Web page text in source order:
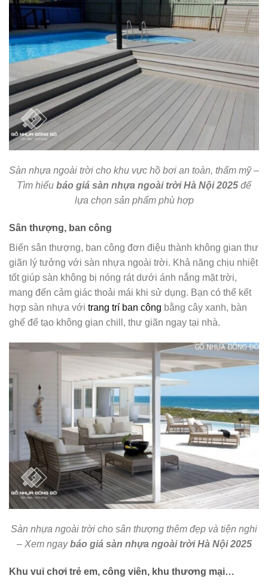
Sàn nhựa ngoài trời cho khu vực hồ bơi an toàn, thẩm mỹ –
Tìm hiểu báo giá sàn nhựa ngoài trời Hà Nội 2025 để
lựa chọn sản phẩm phù hợp
Sân thượng, ban công
Biến sân thượng, ban công đơn điệu thành không gian thư
giãn lý tưởng với sàn nhựa ngoài trời. Khả năng chịu nhiệt
tốt giúp sàn không bị nóng rát dưới ánh nắng mặt trời,
mang đến cảm giác thoải mái khi sử dụng. Bạn có thể kết
hợp sàn nhựa với trang trí ban công bằng cây xanh, bàn
ghế để tạo không gian chill, thư giãn ngay tại nhà.
Sàn nhựa ngoài trời cho sân thượng thêm đẹp và tiện nghi
– Xem ngaybáo giá sàn nhựa ngoài trời Hà Nội 2025
Khu vui chơi trẻ em, công viên, khu thương mại…